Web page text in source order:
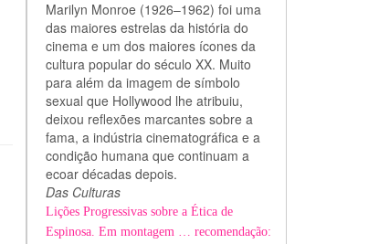
Marilyn Monroe (1926–1962) foi uma
das maiores estrelas da história do
cinema e um dos maiores ícones da
cultura popular do século XX. Muito
para além da imagem de símbolo
sexual que Hollywood lhe atribuiu,
deixou reflexões marcantes sobre a
fama, a indústria cinematográfica e a
condição humana que continuam a
ecoar décadas depois.
Das Culturas
Lições Progressivas sobre a Ética de
Espinosa. Em montagem … recomendação: